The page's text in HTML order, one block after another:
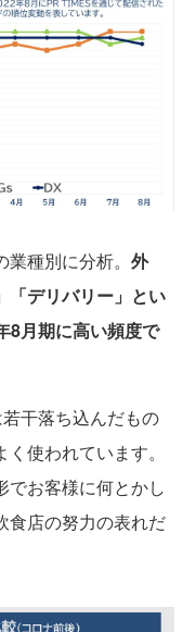
種別に分析。 外
「デリバリー」とい
8月期に高い頻度で
干落ち込んだもの
使われています。
でお客様に何とかし
食店の努力の表れだ